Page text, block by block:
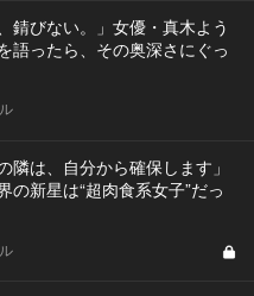
錆びない。」女優・真木よう
語ったら、その奥深さにぐっ
隣は、自分から確保します」
の新星は“超肉食系女子”だっ